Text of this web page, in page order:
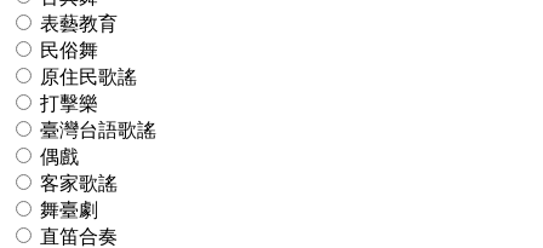
表藝教育
民俗舞
原住民歌謠
打擊樂
臺灣台語歌謠
偶戲
客家歌謠
舞臺劇
直笛合奏